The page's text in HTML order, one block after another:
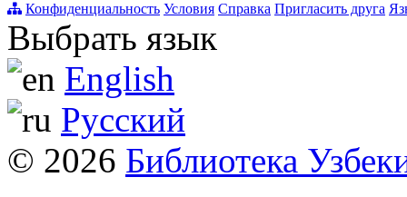
Конфиденциальность Условия Справка Пригласить друга
Выбрать язык
English
Русский
© 2026 Библиотека